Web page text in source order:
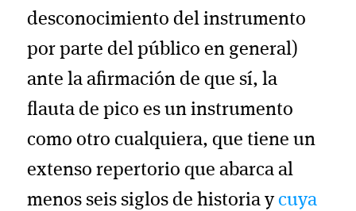
desconocimiento del instrumento
por parte del público en general)
ante la afirmación de que sí, la
flauta de pico es un instrumento
como otro cualquiera, que tiene un
extenso repertorio que abarca al
menos seis siglos de historia ycuya